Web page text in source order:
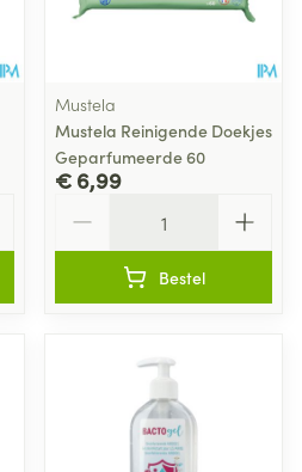
Mustela
Mustela Reinigende Doekjes
Geparfumeerde 60
€ 6,99
Bestel